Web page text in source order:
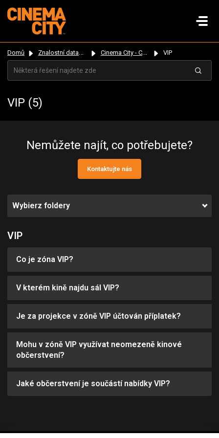
Domů Znalostní databáze Cinema City - Czechia VIP
VIP (5)
Nemůžete najít, co potřebujete?
Kontaktujte nás
Wybierz foldery
VIP
Co je zóna VIP?
V kterém kině najdu sál VIP?
Je za projekce v zóně VIP účtován příplatek?
Mohu v zóně VIP využívat neomezeně kinové
občerstvení?
Jaké občerstvení je součástí nabídky VIP?